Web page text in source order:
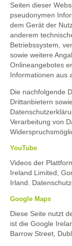
Seiten dieser
pseudonymen
dem Gerät der
anderem
Betriebssystem,
sowie weitere
Onlineangebotes
Informationen aus
Die nachfolgende
Drittanbietern
Verarbeitung von
YouTube
Videos der
Ireland Limited,
Irland.
Google Maps
Diese Seite nutzt
ist die Google
Barrow Street,